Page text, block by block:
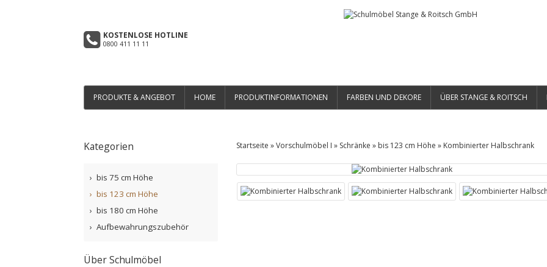
KOSTENLOSE HOTLINE
0800 411 11 11
PRODUKTE & ANGEBOT HOME PRODUKTINFORMATIONEN FARBEN UND DEKORE ÜBER STANGE & ROITSCH
Startseite »Vorschulmöbel I » Schränke » bis 123 cm Höhe » Kombinierter Halbschrank
Kategorien
bis 75 cm Höhe
bis 123 cm Höhe
bis 180 cm Höhe
Aufbewahrungszubehör
Über Schulmöbel